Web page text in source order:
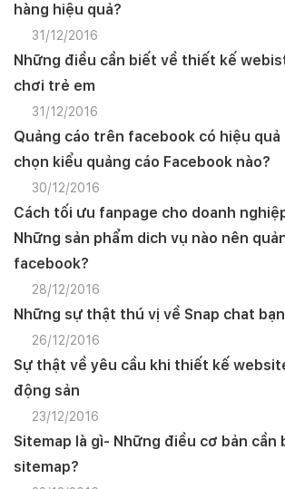
hàng hiệu quả?
31/12/2016
Những điều cần biết về thiết kế
chơi trẻ em
31/12/2016
Quảng cáo trên facebook có hiệu quả
chọn kiểu quảng cáo Facebook nào?
30/12/2016
Cách tối ưu fanpage cho doanh
Những sản phẩm dich vụ nào nên
facebook?
28/12/2016
Những sự thật thú vị về Snap chat
26/12/2016
Sự thật về yêu cầu khi thiết kế
động sản
23/12/2016
Sitemap là gì- Những điều cơ bản cần
sitemap?